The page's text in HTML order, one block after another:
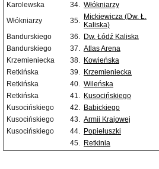
Karolewska
34. Włókniarzy
Włókniarzy
35. Mickiewicza (Dw. Ł.
Kaliska)
Bandurskiego 36. Dw. Łódź Kaliska
Bandurskiego
37. Atlas Arena
Krzemieniecka
38. Kowieńska
Retkińska
39. Krzemieniecka
Retkińska
40. Wileńska
Retkińska
41. Kusocińskiego
Kusocińskiego
42. Babickiego
Kusocińskiego
43. Armii Krajowej
Kusocińskiego
44. Popiełuszki
45. Retkinia